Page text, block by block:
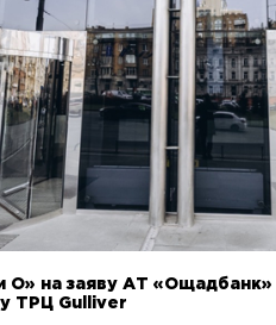
О» на заяву АТ
ТРЦ Gulliver